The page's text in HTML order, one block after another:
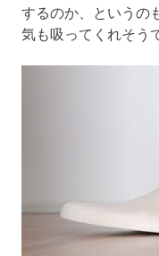
するのか、というの
気も吸ってくれそう